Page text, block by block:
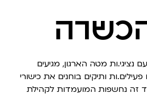
מטה הארגון, מגיעים
ותיקים בוחנים את כישורי
זה נחשפות המועמדות לקהילת